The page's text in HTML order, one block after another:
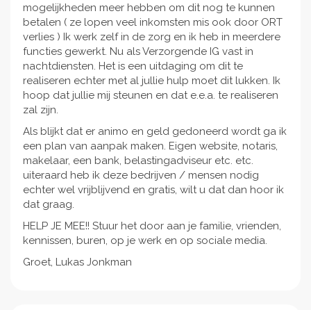
mogelijkheden meer hebben om dit nog te kunnen
betalen ( ze lopen veel inkomsten mis ook door ORT
verlies ) Ik werk zelf in de zorg en ik heb in meerdere
functies gewerkt. Nu als Verzorgende IG vast in
nachtdiensten. Het is een uitdaging om dit te
realiseren echter met al jullie hulp moet dit lukken. Ik
hoop dat jullie mij steunen en dat e.e.a. te realiseren
zal zijn.
Als blijkt dat er animo en geld gedoneerd wordt ga ik
een plan van aanpak maken. Eigen website, notaris,
makelaar, een bank, belastingadviseur etc. etc.
uiteraard heb ik deze bedrijven / mensen nodig
echter wel vrijblijvend en gratis, wilt u dat dan hoor ik
dat graag.
HELP JE MEE!! Stuur het door aan je familie, vrienden,
kennissen, buren, op je werk en op sociale media.
Groet, Lukas Jonkman